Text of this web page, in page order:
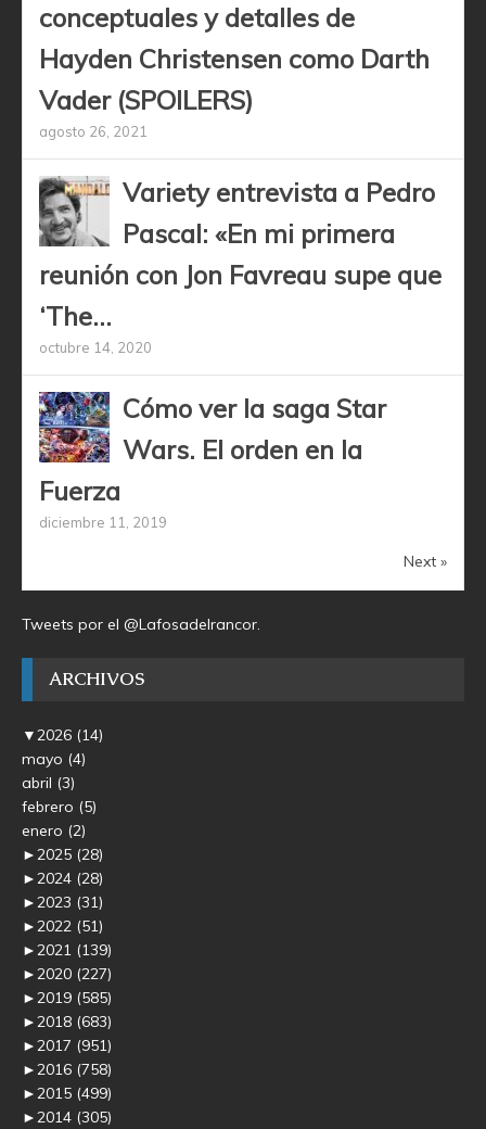
conceptuales y detalles de
Hayden Christensen como Darth
Vader (SPOILERS)
agosto 26, 2021
Variety entrevista a Pedro
Pascal: «En mi primera
reunión con Jon Favreau supe que
‘The...
octubre 14, 2020
Cómo ver la saga Star
Wars. El orden en la
Fuerza
diciembre 11, 2019
Next »
Tweets por el @Lafosadelrancor.
ARCHIVOS
▼2026 (14)
mayo (4)
abril (3)
febrero (5)
enero (2)
►2025 (28)
►2024 (28)
►2023 (31)
►2022 (51)
►2021 (139)
►2020 (227)
►2019 (585)
►2018 (683)
►2017 (951)
►2016 (758)
►2015 (499)
►2014 (305)